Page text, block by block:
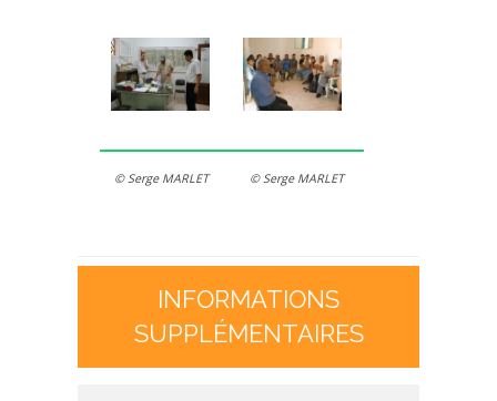
© Serge MARLET © Serge MARLET
INFORMATIONS
SUPPLÉMENTAIRES